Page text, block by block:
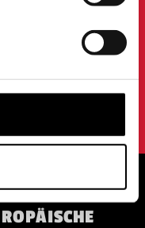
erklären Sie sich mit